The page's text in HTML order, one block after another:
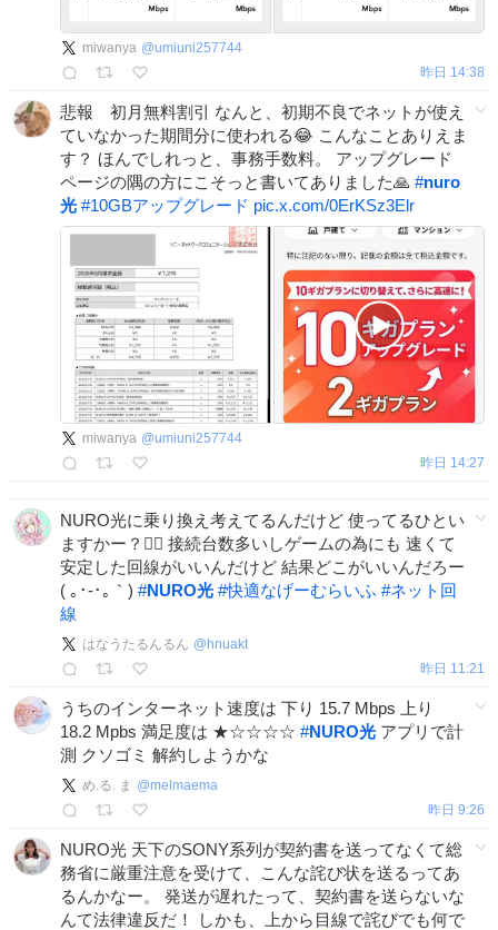
miwanya @umiuni257744
昨日 14:38
悲報 初月無料割引 なんと、初期不良でネットが使え
ていなかった期間分に使われる😂 こんなことありえま
す？ ほんでしれっと、事務手数料。 アップグレード
ページの隅の方にこそっと書いてありました🙏 #nuro
光 #10GBアップグレード pic.x.com/0ErKSz3Elr
miwanya @umiuni257744
昨日 14:27
NURO光に乗り換え考えてるんだけど 使ってるひとい
ますかー？🙋‍♀️ 接続台数多いしゲームの為にも 速くて
安定した回線がいいんだけど 結果どこがいいんだろー
( ｡･-･｡｀) #NURO光 #快適なげーむらいふ #ネット回
線
はなうたるんるん @ hnuakt
昨日 11:21
うちのインターネット速度は 下り 15.7 Mbps 上り
18.2 Mpbs 満足度は ★☆☆☆☆ #NURO光 アプリで計
測 クソゴミ 解約しようかな
め.る. ま @melmaema
昨日 9:26
NURO光 天下のSONY系列が契約書を送ってなくて総
務省に厳重注意を受けて、こんな詫び状を送るってあ
るんかなー。 発送が遅れたって、契約書を送らないな
んて法律違反だ！ しかも、上から目線で詫びでも何で